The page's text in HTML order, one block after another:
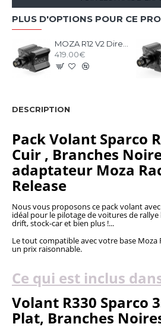
PLUS D'OPTIONS POUR CE
419.00€
DESCRIPTION
Pack Volant Sparco
Cuir , Branches
adaptateur Moza
Release
Nous vous proposons ce pack volant
idéal pour le pilotage de voitures de
drift, stock-car et bien plus !...
Le tout compatible avec votre base Moza
un prix raisonnable.
Ce qui est inclus
Volant R330 Sparco
Plat, Branches